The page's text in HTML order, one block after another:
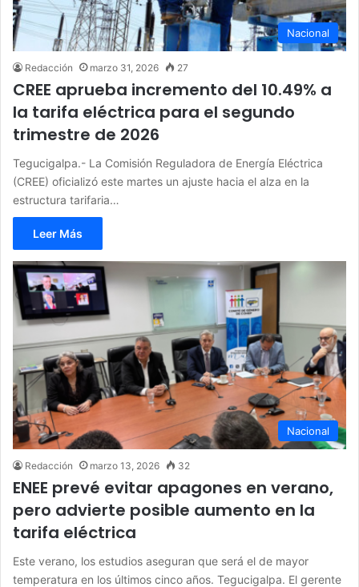
Nacional
Redacción marzo 31, 2026 27
CREE aprueba incremento del 10.49% a
la tarifa eléctrica para el segundo
trimestre de 2026
Tegucigalpa.- La Comisión Reguladora de Energía Eléctrica
(CREE) oficializó este martes un ajuste hacia el alza en la
estructura tarifaria…
Leer Más
Nacional
Redacción marzo 13, 2026 32
ENEE prevé evitar apagones en verano,
pero advierte posible aumento en la
tarifa eléctrica
Este verano, los estudios aseguran que será el de mayor
temperatura en los últimos cinco años. Tegucigalpa. El gerente